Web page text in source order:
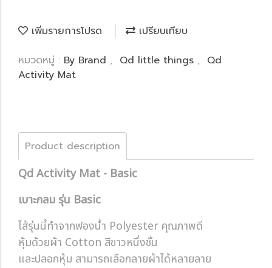
เพิ่มรายการโปรด
เปรียบเทียบ
หมวดหมู่ : By Brand , Qd little things , Qd
Activity Mat
Product description
Qd Activity Mat - Basic
เบาะกลม รุ่น Basic
ไส้รุ่นนี้ทำจากฟองน้ำ Polyester คุณภาพดี
หุ้มด้วยผ้า Cotton สีขาวหนึ่งชั้น
และปลอกหุ้ม สามารถเลือกลายผ้าได้หลายลาย